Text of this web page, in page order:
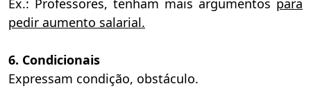
Ex.: Professores, tenham mais argumentos para
pedir aumento salarial.
6. Condicionais
Expressam condição, obstáculo.